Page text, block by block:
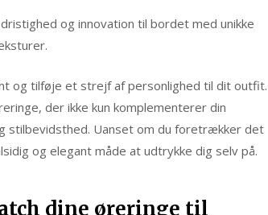
og innovation til bordet med unikke
og tilføje et strejf af personlighed til dit outfit.
der ikke kun komplementerer din
stilbevidsthed. Uanset om du foretrækker det
og elegant måde at udtrykke dig selv på.
dine øreringe til